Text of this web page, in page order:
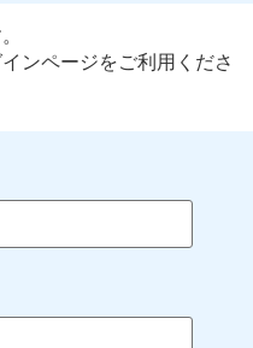
ンページをご利用くださ